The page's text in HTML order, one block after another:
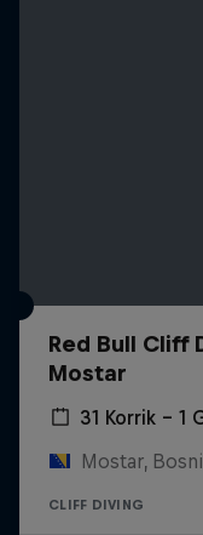
Red Bull Cliff
Mostar
31 Korrik – 1
Mostar,
CLIFF DIVING